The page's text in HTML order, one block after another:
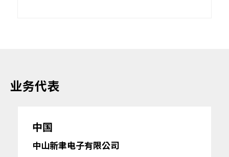
业务代表
中国
中山新聿电子有限公司